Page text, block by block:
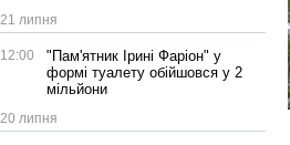
21 липня
12:00
"Пам'ятник Ірині Фаріон" у
формі туалету обійшовся у 2
мільйони
20 липня